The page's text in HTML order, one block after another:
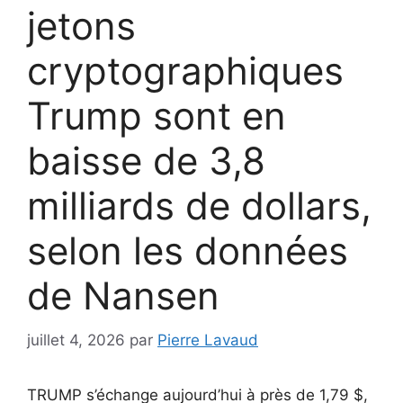
jetons
cryptographiques
Trump sont en
baisse de 3,8
milliards de dollars,
selon les données
de Nansen
juillet 4, 2026 par Pierre Lavaud
TRUMP s’échange aujourd’hui à près de 1,79 $,